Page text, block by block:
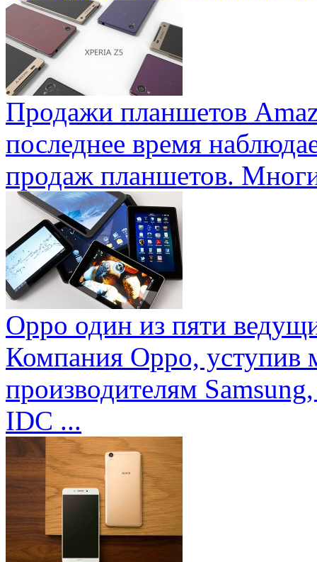
Продажи планшетов
последнее время
продаж планшетов.
Oppo один из пяти
Компания Oppo, уступив
производителям
IDC ...